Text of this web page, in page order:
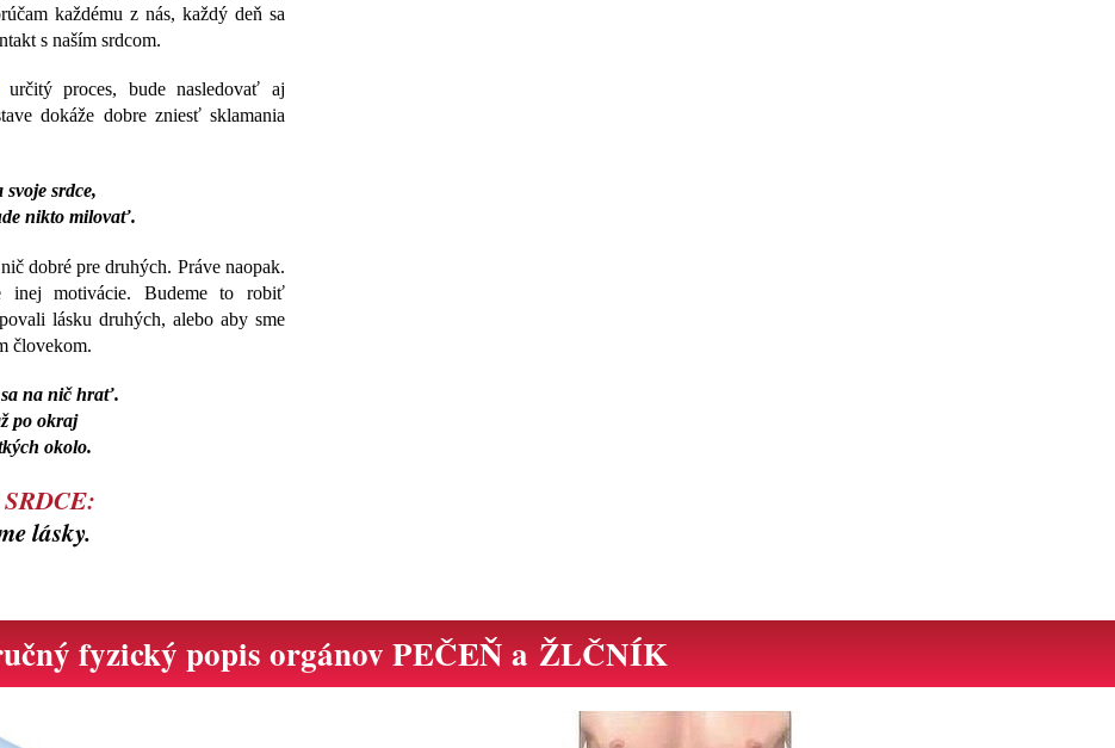
každému z nás, každý deň sa
s naším srdcom.
určitý proces, bude nasledovať aj
dokáže dobre zniesť sklamania
srdce,
nikto milovať.
dobré pre druhých. Práve naopak.
inej motivácie. Budeme to robiť
lásku druhých, alebo aby sme
človekom.
sa na nič hrať.
po okraj
okolo.
lásky.
fyzický popis orgánov PEČEŇ a ŽLČNÍK